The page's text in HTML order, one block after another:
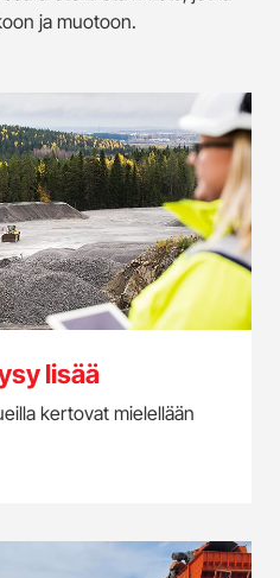
ja muotoon.
lisää
kertovat mielellään